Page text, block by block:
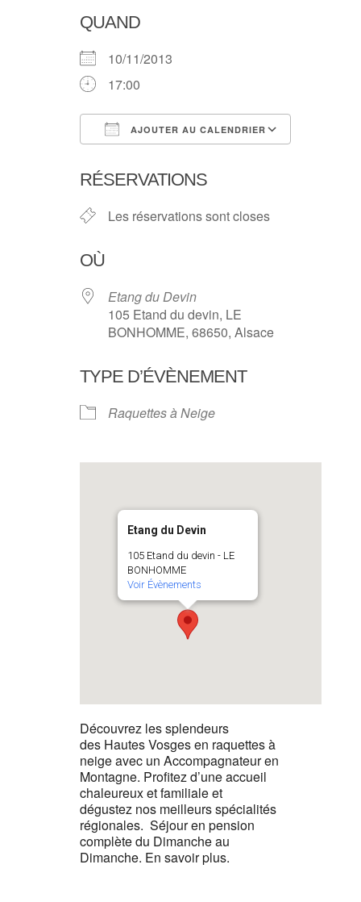
QUAND
10/11/2013
17:00
AJOUTER AU CALENDRIER
RÉSERVATIONS
Les réservations sont closes
OÙ
Etang du Devin
105 Etand du devin, LE
BONHOMME, 68650, Alsace
TYPE D’ÉVÈNEMENT
Raquettes à Neige
Etang du Devin
105 Etand du devin - LE
BONHOMME
Voir Évènements
Découvrez les splendeurs
des Hautes Vosges en raquettes à
neige avec un Accompagnateur en
Montagne. Profitez d’une accueil
chaleureux et familiale et
dégustez nos meilleurs spécialités
régionales. Séjour en pension
complète du Dimanche au
Dimanche. En savoir plus.